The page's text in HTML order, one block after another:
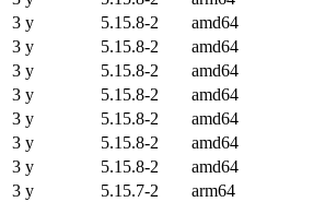
3 y
5.15.8-2 amd64
3 y
5.15.8-2 amd64
3 y
5.15.8-2 amd64
3 y
5.15.8-2 amd64
3 y
5.15.8-2 amd64
3 y
5.15.8-2 amd64
3 y
5.15.8-2 amd64
3 y
5.15.7-2 arm64